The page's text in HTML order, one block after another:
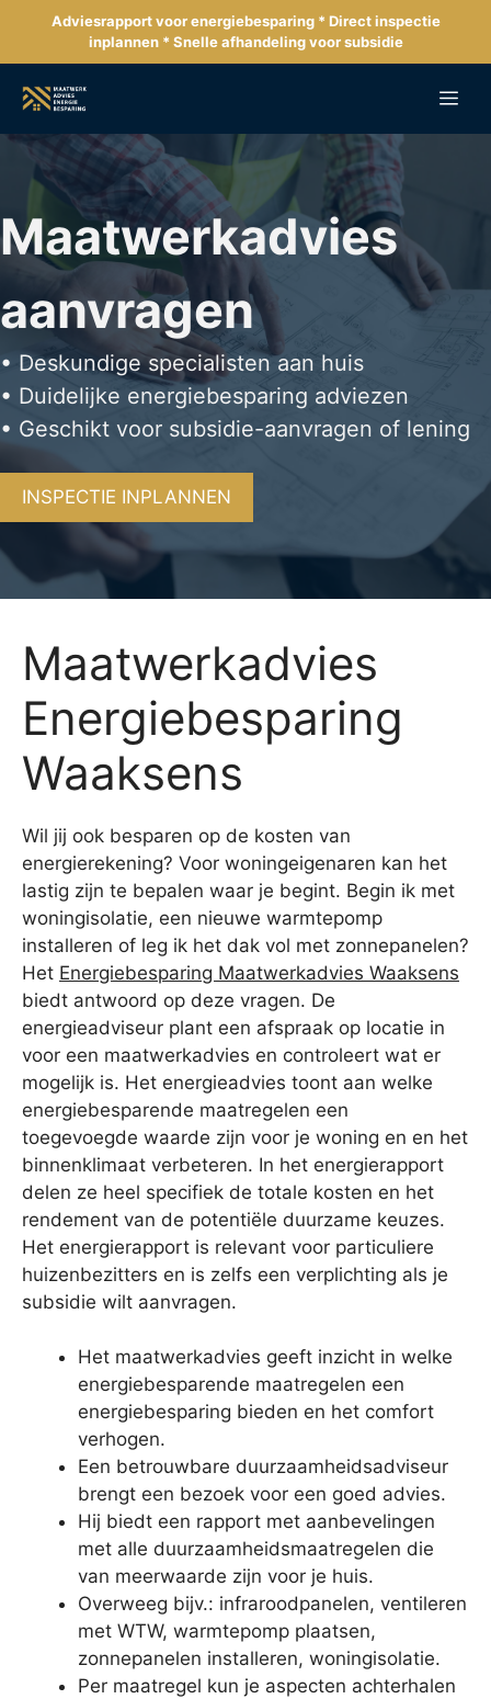
de
inhoud
Adviesrapport voor energiebesparing * Direct inspectie
inplannen * Snelle afhandeling voor subsidie
Maatwerkadvies
aanvragen
• Deskundige specialisten aan huis
• Duidelijke energiebesparing adviezen
• Geschikt voor subsidie-aanvragen of lening
INSPECTIE INPLANNEN
Maatwerkadvies
Energiebesparing
Waaksens
Wil jij ook besparen op de kosten van
energierekening? Voor woningeigenaren kan het
lastig zijn te bepalen waar je begint. Begin ik met
woningisolatie, een nieuwe warmtepomp
installeren of leg ik het dak vol met zonnepanelen?
Het Energiebesparing Maatwerkadvies Waaksens
biedt antwoord op deze vragen. De
energieadviseur plant een afspraak op locatie in
voor een maatwerkadvies en controleert wat er
mogelijk is. Het energieadvies toont aan welke
energiebesparende maatregelen een
toegevoegde waarde zijn voor je woning en en het
binnenklimaat verbeteren. In het energierapport
delen ze heel specifiek de totale kosten en het
rendement van de potentiële duurzame keuzes.
Het energierapport is relevant voor particuliere
huizenbezitters en is zelfs een verplichting als je
subsidie wilt aanvragen.
Het maatwerkadvies geeft inzicht in welke
energiebesparende maatregelen een
energiebesparing bieden en het comfort
verhogen.
Een betrouwbare duurzaamheidsadviseur
brengt een bezoek voor een goed advies.
Hij biedt een rapport met aanbevelingen
met alle duurzaamheidsmaatregelen die
van meerwaarde zijn voor je huis.
Overweeg bijv.: infraroodpanelen, ventileren
met WTW, warmtepomp plaatsen,
zonnepanelen installeren, woningisolatie.
Per maatregel kun je aspecten achterhalen